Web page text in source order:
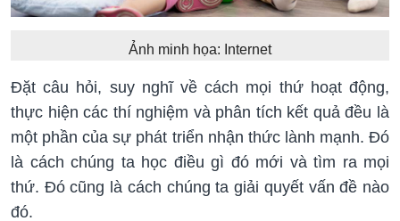
Ảnh minh họa: Internet
Đặt câu hỏi, suy nghĩ về cách mọi thứ hoạt động,
thực hiện các thí nghiệm và phân tích kết quả đều là
một phần của sự phát triển nhận thức lành mạnh. Đó
là cách chúng ta học điều gì đó mới và tìm ra mọi
thứ. Đó cũng là cách chúng ta giải quyết vấn đề nào
đó.